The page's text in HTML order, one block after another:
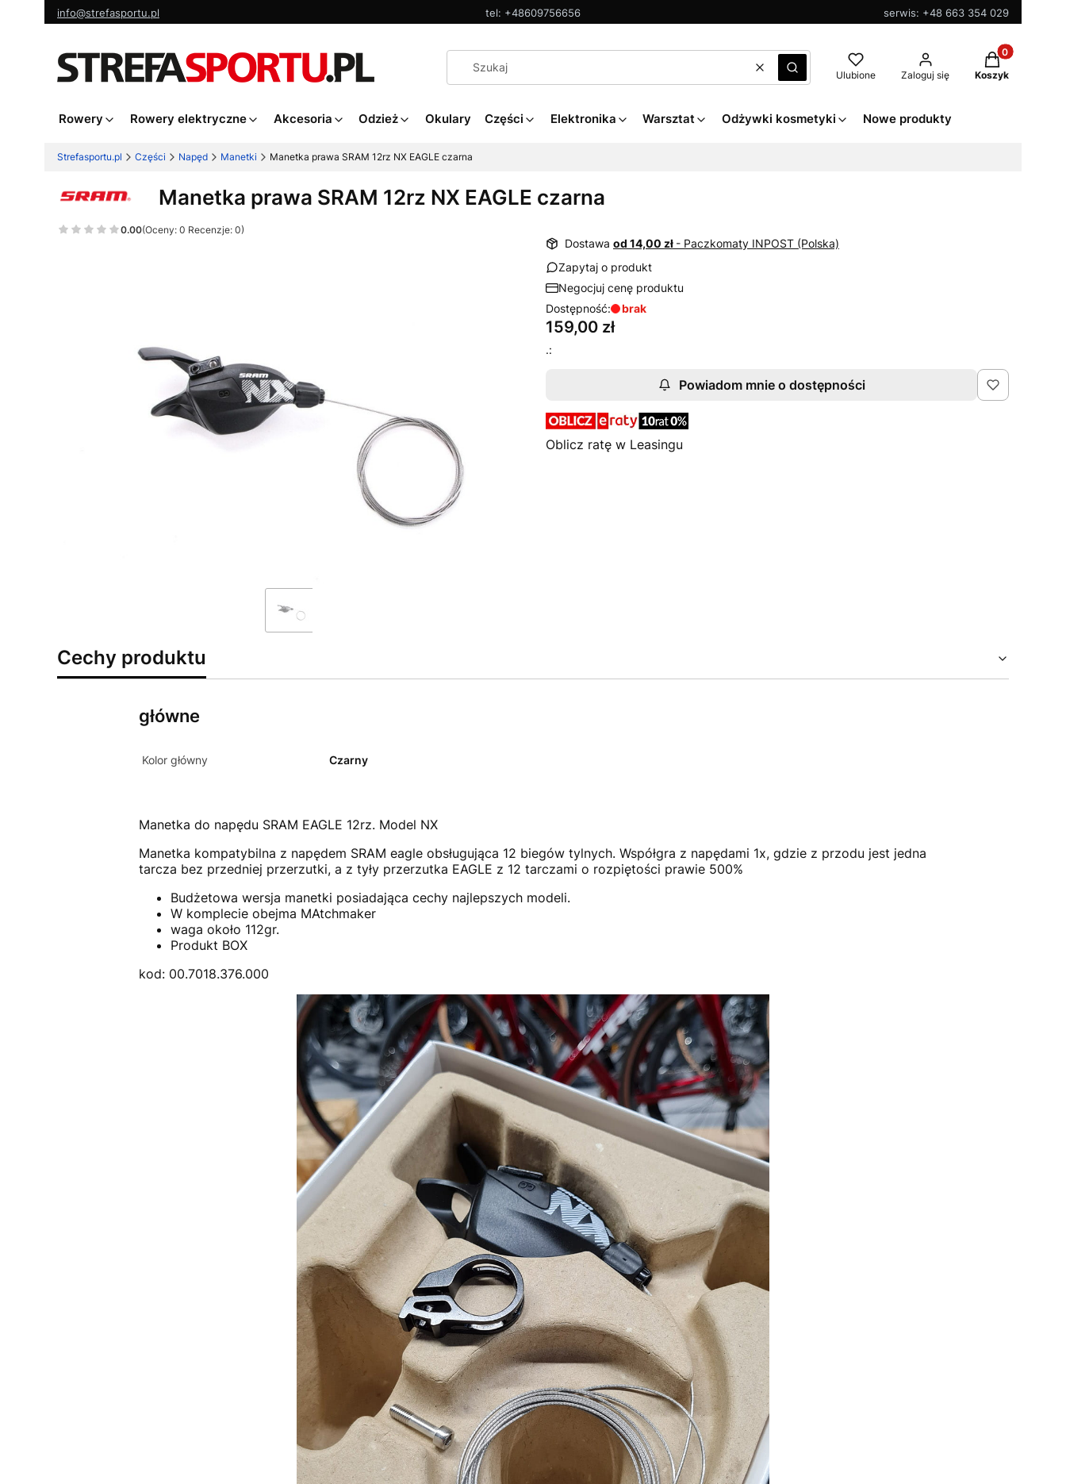
info@strefasportu.pl tel: +48609756656 serwis: +48 663 354 029
WyczyśćSzukaj Ulubione Zaloguj się
Produkty w
Koszyk
Rowery Rowery elektryczne Akcesoria Odzież Okulary Części Elektronika Warsztat Odżywki kosmetyki Nowe produkty
Strefasportu.pl Części Napęd Manetki Manetka prawa SRAM 12rz NX EAGLE czarna
Manetka prawa SRAM 12rz NX EAGLE czarna
0.00(Oceny: 0 Recenzje: 0)
Dostawa od 14,00 zł - Paczkomaty INPOST (Polska)
Zapytaj o produkt
Negocjuj cenę produktu
Dostępność:
brak
Cena
159,00 zł
.:
Powiadom mnie o dostępności
Oblicz ratę w Leasingu
Cechy produktu
główne
Kolor główny Czarny
Manetka do napędu SRAM EAGLE 12rz. Model NX
Manetka kompatybilna z napędem SRAM eagle obsługująca 12 biegów tylnych. Współgra z napędami 1x, gdzie z przodu jest jedna
tarcza bez przedniej przerzutki, a z tyły przerzutka EAGLE z 12 tarczami o rozpiętości prawie 500%
Budżetowa wersja manetki posiadająca cechy najlepszych modeli.
W komplecie obejma MAtchmaker
waga około 112gr.
Produkt BOX
kod: 00.7018.376.000